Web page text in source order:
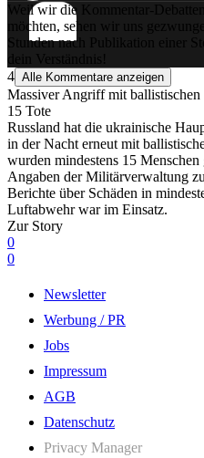
Weil wir die Kommentar-
möchten, sehen wir uns
Stunden nach Publikation einer
dein Verständnis!
4 Alle Kommentare anzeigen
Massiver Angriff mit
15 Tote
Russland hat die ukrainische
in der Nacht erneut mit
wurden mindestens 15
Angaben der Militärverwaltung
Berichte über Schäden in
Luftabwehr war im Einsatz.
Zur Story
0
0
Newsletter
Werbung / PR
Jobs
Impressum
AGB
Datenschutz
Privacy Manager